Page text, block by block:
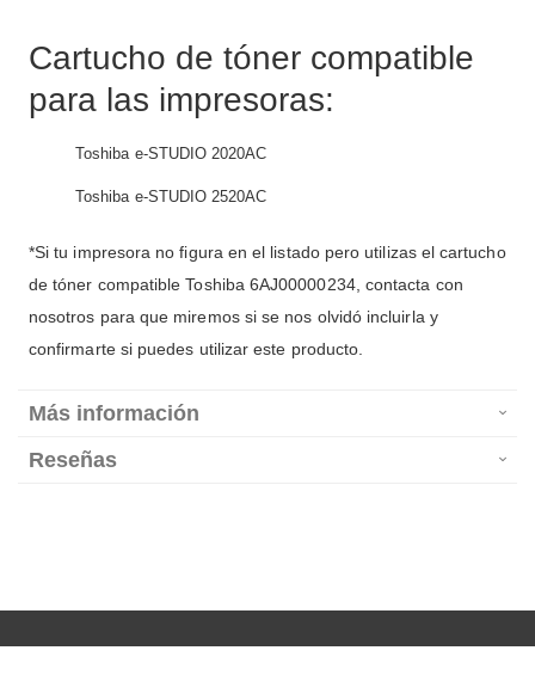
Cartucho de tóner compatible
para las impresoras:
Toshiba e-STUDIO 2020AC
Toshiba e-STUDIO 2520AC
*Si tu impresora no figura en el listado pero utilizas el cartucho
de tóner compatible Toshiba 6AJ00000234, contacta con
nosotros para que miremos si se nos olvidó incluirla y
confirmarte si puedes utilizar este producto.
Más información
Reseñas